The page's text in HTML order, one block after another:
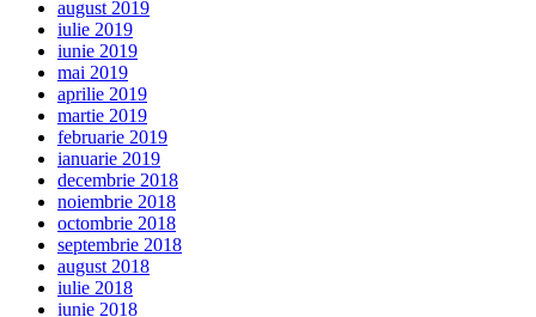
august 2019
iulie 2019
iunie 2019
mai 2019
aprilie 2019
martie 2019
februarie 2019
ianuarie 2019
decembrie 2018
noiembrie 2018
octombrie 2018
septembrie 2018
august 2018
iulie 2018
iunie 2018